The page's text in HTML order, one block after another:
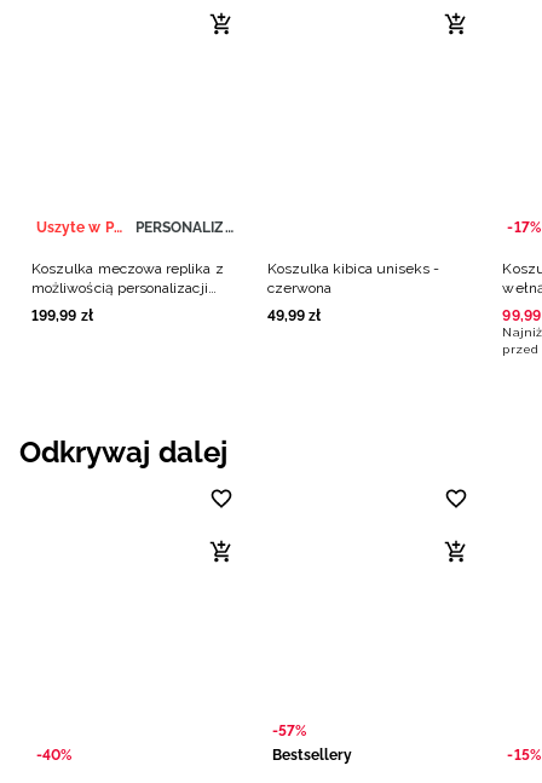
Uszyte w Polsce PERSONALIZACJA
Koszulka meczowa replika z
możliwością personalizacji
męska 4F x Polska Siatkówka -
czerwona
199,99 zł
Koszulka kibica uniseks -
czerwona
49,99 zł
-17%
99,99
przed
Odkrywaj dalej
-40%
-57%
Bestsellery
-15%